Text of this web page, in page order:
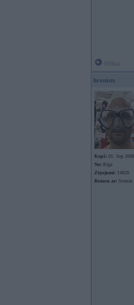
hronists
Kopš: 01. Sep 2008
No: Rīga
Ziņojumi: 14820
Braucu ar: